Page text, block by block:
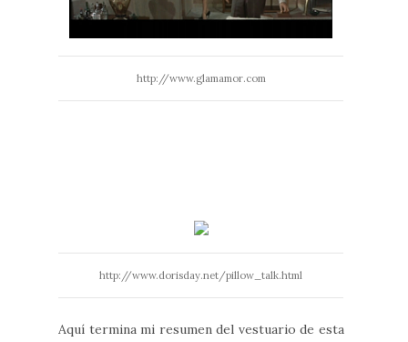
http://www.glamamor.com
http://www.dorisday.net/pillow_talk.html
Aquí termina mi resumen del vestuario de esta